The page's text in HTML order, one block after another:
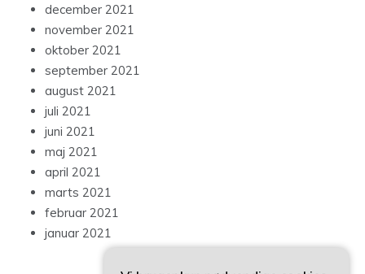
december 2021
november 2021
oktober 2021
september 2021
august 2021
juli 2021
juni 2021
maj 2021
april 2021
marts 2021
februar 2021
januar 2021